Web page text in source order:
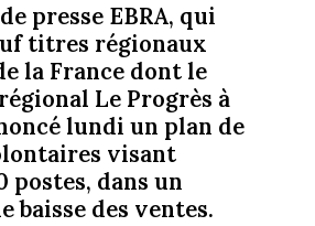
presse EBRA, qui
titres régionaux
la France dont le
Le Progrès à
lundi un plan de
visant
postes, dans un
baisse des ventes.